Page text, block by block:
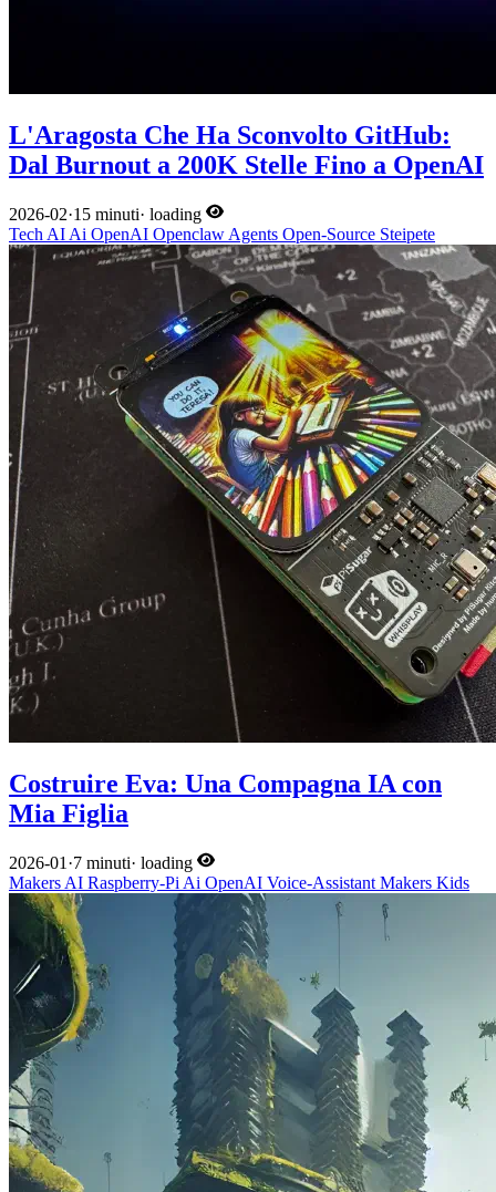
L'Aragosta Che Ha Sconvolto GitHub:
Dal Burnout a 200K Stelle Fino a OpenAI
2026-02·15 minuti· loading
Tech AI Ai OpenAI Openclaw Agents Open-Source Steipete
Costruire Eva: Una Compagna IA con
Mia Figlia
2026-01 ·7 minuti· loading
Makers AI Raspberry-Pi Ai OpenAI Voice-Assistant Makers Kids